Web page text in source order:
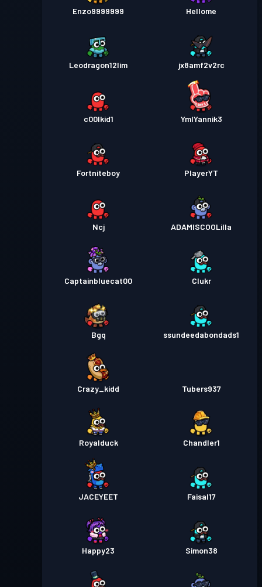
Enzo9999999 Hellome
Leodragon12lim jx8amf2v2rc
c00lkid1 YmlYannik3
Fortniteboy PlayerYT
Ncj ADAMISCOOLilla
Captainbluecat00 Clukr
Bgq ssundeedabondads1
Crazy_kidd Tubers937
Royalduck Chandler1
JACEYEET Faisal17
Happy23 Simon38